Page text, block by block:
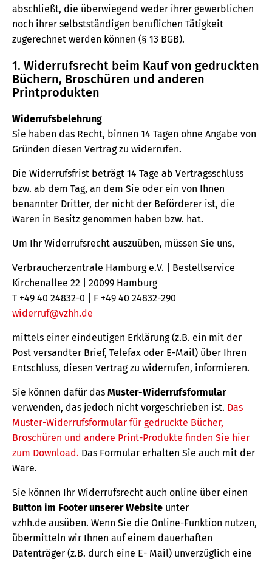
abschließt, die überwiegend weder ihrer gewerblichen
noch ihrer selbstständigen beruflichen Tätigkeit
zugerechnet werden können (§ 13 BGB).
1. Widerrufsrecht beim Kauf von gedruckten
Büchern, Broschüren und anderen
Printprodukten
Widerrufsbelehrung
Sie haben das Recht, binnen 14 Tagen ohne Angabe von
Gründen diesen Vertrag zu widerrufen.
Die Widerrufsfrist beträgt 14 Tage ab Vertragsschluss
bzw. ab dem Tag, an dem Sie oder ein von Ihnen
benannter Dritter, der nicht der Beförderer ist, die
Waren in Besitz genommen haben bzw. hat.
Um Ihr Widerrufsrecht auszuüben, müssen Sie uns,
Verbraucherzentrale Hamburg e.V. | Bestellservice
Kirchenallee 22 | 20099 Hamburg
T +49 40 24832-0 | F +49 40 24832-290
widerruf@vzhh.de
mittels einer eindeutigen Erklärung (z.B. ein mit der
Post versandter Brief, Telefax oder E-Mail) über Ihren
Entschluss, diesen Vertrag zu widerrufen, informieren.
Sie können dafür das Muster-Widerrufsformular
verwenden, das jedoch nicht vorgeschrieben ist. Das
Muster-Widerrufsformular für gedruckte Bücher,
Broschüren und andere Print-Produkte finden Sie hier
zum Download. Das Formular erhalten Sie auch mit der
Ware.
Sie können Ihr Widerrufsrecht auch online über einen
Button im Footer unserer Website unter
vzhh.de ausüben. Wenn Sie die Online-Funktion nutzen,
übermitteln wir Ihnen auf einem dauerhaften
Datenträger (z.B. durch eine E- Mail) unverzüglich eine